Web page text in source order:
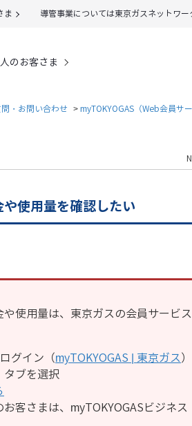
ま 導管事業については東京ガスネットワー
のお客さま
・お問い合わせ >myTOKYOGAS（Web会員サー
使用量を確認したい
使用量は、東京ガスの会員サービ
グイン（myTOKYOGAS | 東京ガス）
タブを選択
客さまは、myTOKYOGASビジネス